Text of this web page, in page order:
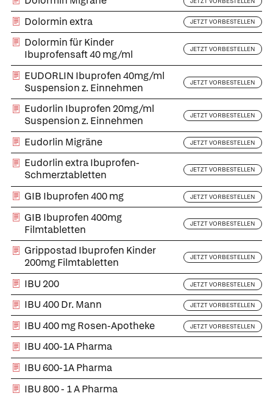
Dolormin extra JETZT VORBESTELLEN
Dolormin für Kinder
Ibuprofensaft 40 mg/ml
JETZT VORBESTELLEN
EUDORLIN Ibuprofen 40mg/ml
Suspension z. Einnehmen
JETZT VORBESTELLEN
Eudorlin Ibuprofen 20mg/ml
Suspension z. Einnehmen
JETZT VORBESTELLEN
Eudorlin Migräne JETZT VORBESTELLEN
Eudorlin extra Ibuprofen-
Schmerztabletten
JETZT VORBESTELLEN
GIB Ibuprofen 400 mg JETZT VORBESTELLEN
GIB Ibuprofen 400mg
Filmtabletten
JETZT VORBESTELLEN
Grippostad Ibuprofen Kinder
200mg Filmtabletten
JETZT VORBESTELLEN
IBU 200 JETZT VORBESTELLEN
IBU 400 Dr. Mann JETZT VORBESTELLEN
IBU 400 mg Rosen-Apotheke JETZT VORBESTELLEN
IBU 400-1A Pharma
IBU 600-1A Pharma
IBU 800 - 1 A Pharma